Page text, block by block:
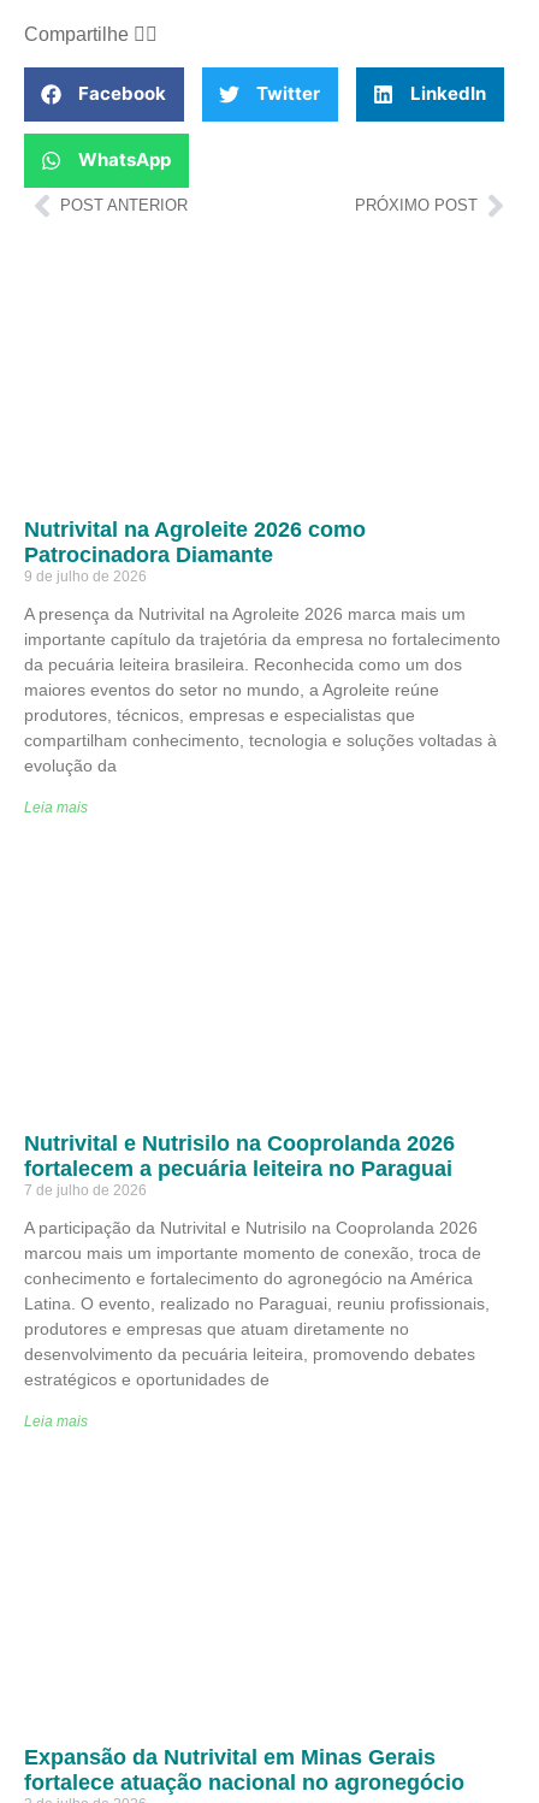
Compartilhe 👇🏻
Facebook Twitter LinkedIn
WhatsApp
POST ANTERIOR PRÓXIMO POST
Nutrivital na Agroleite 2026 como
Patrocinadora Diamante
9 de julho de 2026
A presença da Nutrivital na Agroleite 2026 marca mais um
importante capítulo da trajetória da empresa no fortalecimento
da pecuária leiteira brasileira. Reconhecida como um dos
maiores eventos do setor no mundo, a Agroleite reúne
produtores, técnicos, empresas e especialistas que
compartilham conhecimento, tecnologia e soluções voltadas à
evolução da
Leia mais
Nutrivital e Nutrisilo na Cooprolanda 2026
fortalecem a pecuária leiteira no Paraguai
7 de julho de 2026
A participação da Nutrivital e Nutrisilo na Cooprolanda 2026
marcou mais um importante momento de conexão, troca de
conhecimento e fortalecimento do agronegócio na América
Latina. O evento, realizado no Paraguai, reuniu profissionais,
produtores e empresas que atuam diretamente no
desenvolvimento da pecuária leiteira, promovendo debates
estratégicos e oportunidades de
Leia mais
Expansão da Nutrivital em Minas Gerais
fortalece atuação nacional no agronegócio